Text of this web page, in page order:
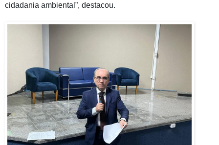
cidadania ambiental”, destacou.